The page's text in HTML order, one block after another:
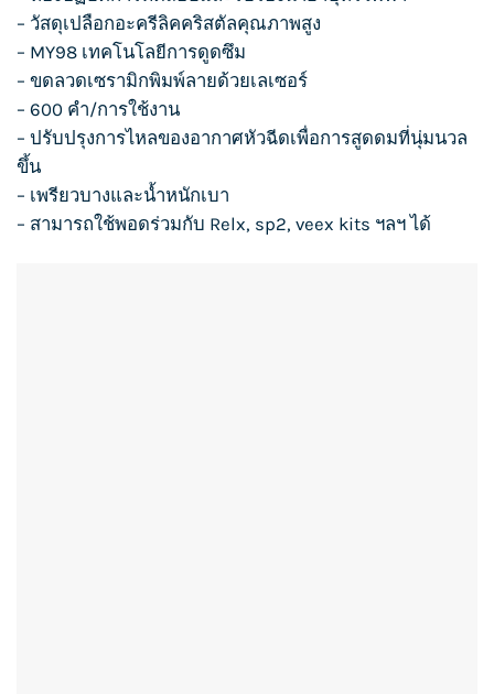
– วัสดุเปลือกอะครีลิคคริสตัลคุณภาพสูง
– MY98 เทคโนโลยีการดูดซึม
– ขดลวดเซรามิกพิมพ์ลายด้วยเลเซอร์
– 600 คำ/การใช้งาน
– ปรับปรุงการไหลของอากาศหัวฉีดเพื่อการสูดดมที่นุ่มนวล
ขึ้น
– เพรียวบางและน้ำหนักเบา
– สามารถใช้พอดร่วมกับ Relx, sp2, veex kits ฯลฯ ได้